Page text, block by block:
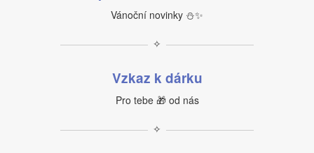
Vánoční novinky ⛄✨
✧
Vzkaz k dárku
Pro tebe 🎁 od nás
✧